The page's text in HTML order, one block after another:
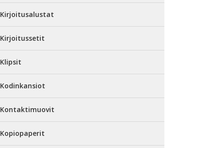
Kirjoitusalustat
Kirjoitussetit
Klipsit
Kodinkansiot
Kontaktimuovit
Kopiopaperit